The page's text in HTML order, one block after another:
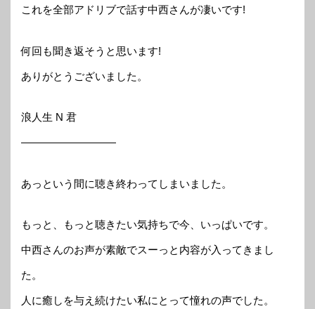
これを全部アドリブで話す中西さんが凄いです!
何回も聞き返そうと思います!
ありがとうございました。
浪人生 N 君
—————————
あっという間に聴き終わってしまいました。
もっと、もっと聴きたい気持ちで今、いっぱいです。
中西さんのお声が素敵でスーっと内容が入ってきまし
た。
人に癒しを与え続けたい私にとって憧れの声でした。